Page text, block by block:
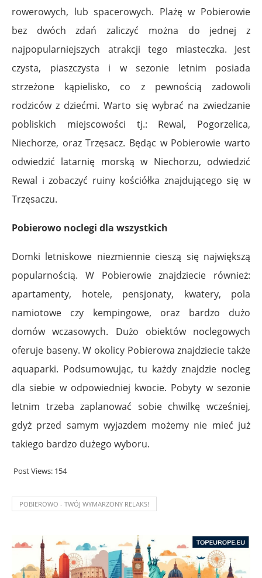
rowerowych, lub spacerowych. Plażę w Pobierowie
bez dwóch zdań zaliczyć można do jednej z
najpopularniejszych atrakcji tego miasteczka. Jest
czysta, piaszczysta i w sezonie letnim posiada
strzeżone kąpielisko, co z pewnością zadowoli
rodziców z dziećmi. Warto się wybrać na zwiedzanie
pobliskich miejscowości tj.: Rewal, Pogorzelica,
Niechorze, oraz Trzęsacz. Będąc w Pobierowie warto
odwiedzić latarnię morską w Niechorzu, odwiedzić
Rewal i zobaczyć ruiny kościółka znajdującego się w
Trzęsaczu.
Pobierowo noclegi dla wszystkich
Domki letniskowe niezmiennie cieszą się największą
popularnością. W Pobierowie znajdziecie również:
apartamenty, hotele, pensjonaty, kwatery, pola
namiotowe czy kempingowe, oraz bardzo dużo
domów wczasowych. Dużo obiektów noclegowych
oferuje baseny. W okolicy Pobierowa znajdziecie także
aquaparki. Podsumowując, tu każdy znajdzie nocleg
dla siebie w odpowiedniej kwocie. Pobyty w sezonie
letnim trzeba zaplanować sobie chwilkę wcześniej,
gdyż przed samym wyjazdem możemy nie mieć już
takiego bardzo dużego wyboru.
Post Views: 154
POBIEROWO - TWÓJ WYMARZONY RELAKS!